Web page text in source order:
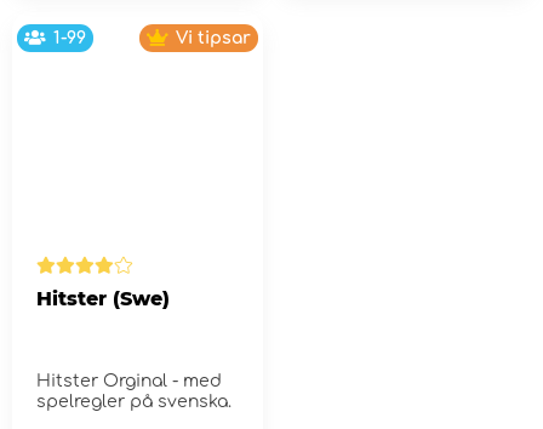
1-99 Vi tipsar
Hitster (Swe)
Hitster Orginal - med
spelregler på svenska.